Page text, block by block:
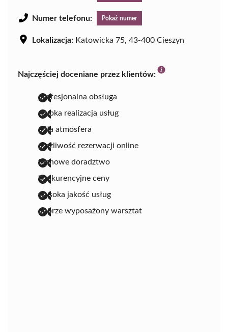
Numer telefonu: Pokaż numer
Lokalizacja: Katowicka 75, 43-400 Cieszyn
Najczęściej doceniane przez klientów:
profesjonalna obsługa
szybka realizacja usług
miła atmosfera
możliwość rezerwacji online
fachowe doradztwo
konkurencyjne ceny
wysoka jakość usług
dobrze wyposażony warsztat